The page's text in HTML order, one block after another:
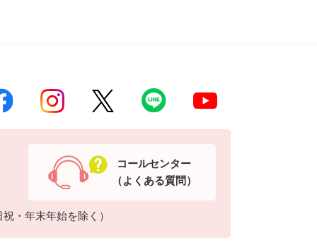
・年末年始を除く）
コールセンター
（よくある質問）